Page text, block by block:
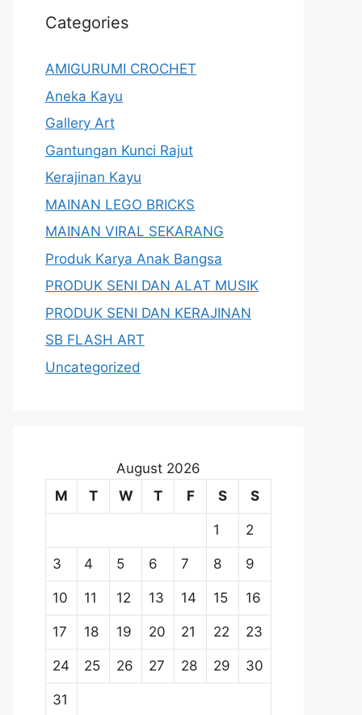
Categories
AMIGURUMI CROCHET
Aneka Kayu
Gallery Art
Gantungan Kunci Rajut
Kerajinan Kayu
MAINAN LEGO BRICKS
MAINAN VIRAL SEKARANG
Produk Karya Anak Bangsa
PRODUK SENI DAN ALAT MUSIK
PRODUK SENI DAN KERAJINAN
SB FLASH ART
Uncategorized
August 2026
M
T W T F S S
1 2
3 4 5 6 7 8 9
10 11 12 13 14 15 16
17 18 19 20 21 22 23
24 25 26 27 28 29 30
31